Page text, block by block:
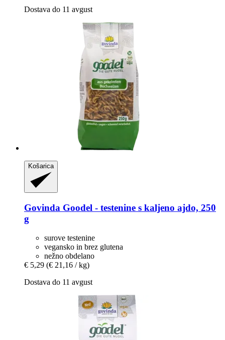
Dostava do 11 avgust
Košarica
Govinda Goodel -​ testenine s kaljeno ajdo, 250
g
surove testenine
vegansko in brez glutena
nežno obdelano
€ 5,29 (€ 21,16 / kg)
Dostava do 11 avgust